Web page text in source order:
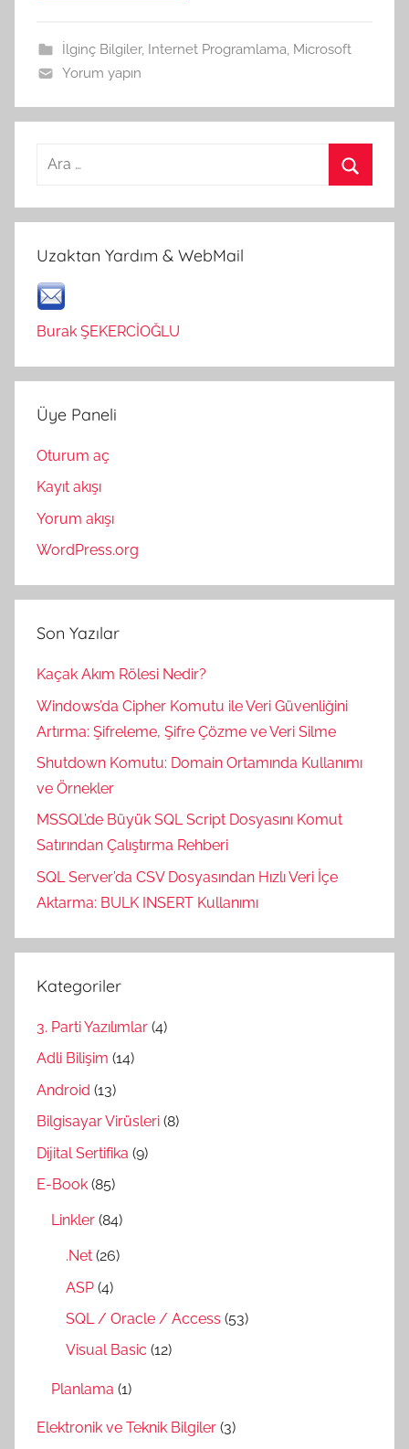
İlginç Bilgiler, Internet Programlama, Microsoft
Yorum yapın
Arama:
Uzaktan Yardım & WebMail
Burak ŞEKERCİOĞLU
Üye Paneli
Oturum aç
Kayıt akışı
Yorum akışı
WordPress.org
Son Yazılar
Kaçak Akım Rölesi Nedir?
Windows’da Cipher Komutu ile Veri Güvenliğini
Artırma: Şifreleme, Şifre Çözme ve Veri Silme
Shutdown Komutu: Domain Ortamında Kullanımı
ve Örnekler
MSSQL’de Büyük SQL Script Dosyasını Komut
Satırından Çalıştırma Rehberi
SQL Server’da CSV Dosyasından Hızlı Veri İçe
Aktarma: BULK INSERT Kullanımı
Kategoriler
3. Parti Yazılımlar (4)
Adli Bilişim (14)
Android (13)
Bilgisayar Virüsleri (8)
Dijital Sertifika (9)
E-Book (85)
Linkler (84)
.Net (26)
ASP (4)
SQL / Oracle / Access (53)
Visual Basic (12)
Planlama (1)
Elektronik ve Teknik Bilgiler (3)